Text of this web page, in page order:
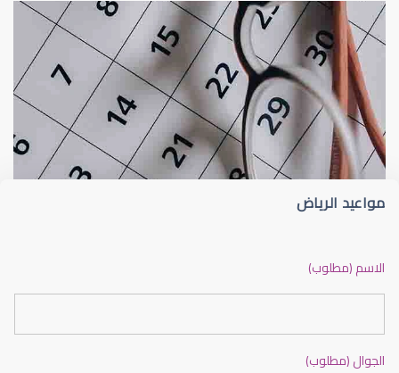
أسباب الماء الماء الأزرق
مواعيد الرياض
الاسم (مطلوب)
الجوال (مطلوب)